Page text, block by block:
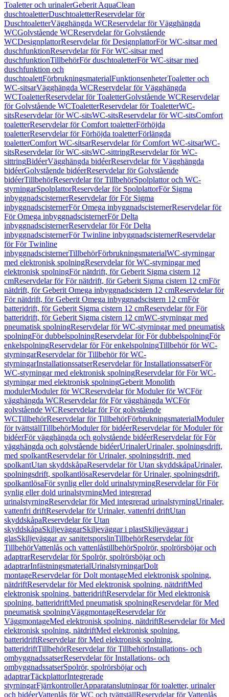
Toaletter och urinalerGeberit AquaClean
duschtoaletterDuschtoaletterReservdelar för
DuschtoaletterVägghängda WCReservdelar för Vägghängda
WCGolvstående WCReservdelar för Golvstående
WCDesignplattorReservdelar för DesignplattorFör WC-sitsar med
duschfunktionReservdelar för För WC-sitsar med
duschfunktionTillbehörFör duschtoaletterFör WC-sitsar med
duschfunktion och
duschtoalettFörbrukningsmaterialFunktionsenheterToaletter och
WC-sitsarVägghängda WCReservdelar för Vägghängda
WCToaletterReservdelar för ToaletterGolvstående WCReservdelar
för Golvstående WCToaletterReservdelar för ToaletterWC-
sitsReservdelar för WC-sitsWC-sitsReservdelar för WC-sitsComfort
toaletterReservdelar för Comfort toaletterFörhöjda
toaletterReservdelar för Förhöjda toaletterFörlängda
toaletterComfort WC-sitsarReservdelar för Comfort WC-sitsarWC-
sitsReservdelar för WC-sitsWC-sittringReservdelar för WC-
sittringBidéerVägghängda bidéerReservdelar för Vägghängda
bidéerGolvstående bidéerReservdelar för Golvstående
bidéerTillbehörReservdelar för TillbehörSpolplattor och WC-
styrningarSpolplattorReservdelar för SpolplattorFör Sigma
inbyggnadscisternerReservdelar för För Sigma
inbyggnadscisternerFör Omega inbyggnadscisternerReservdelar för
För Omega inbyggnadscisternerFör Delta
inbyggnadscisternerReservdelar för För Delta
inbyggnadscisternerFör Twinline inbyggnadscisternerReservdelar
för För Twinline
inbyggnadscisternerTillbehörFörbrukningsmaterialWC-styrningar
med elektronisk spolningReservdelar för WC-styrningar med
elektronisk spolningFör nätdrift, för Geberit Sigma cistern 12
cmReservdelar för För nätdrift, för Geberit Sigma cistern 12 cmFör
nätdrift, för Geberit Omega inbyggnadscistern 12 cmReservdelar för
För nätdrift, för Geberit Omega inbyggnadscistern 12 cmFör
batteridrift, för Geberit Sigma cistern 12 cmReservdelar för För
batteridrift, för Geberit Sigma cistern 12 cmWC-styrningar med
pneumatisk spolningReservdelar för WC-styrningar med pneumatisk
spolningFör dubbelspolningReservdelar för För dubbelspolningFör
enkelspolningReservdelar för För enkelspolningTillbehör för WC-
styrningarReservdelar för Tillbehör för WC-
styrningarInstallationssatserReservdelar för InstallationssatserFör
WC-styrningar med elektronisk spolningReservdelar för För WC-
styrningar med elektronisk spolningGeberit Monolith
modulerModuler för WCReservdelar för Moduler för WCFör
vägghängda WCReservdelar för För vägghängda WCFör
golvstående WCReservdelar för För golvstående
WCTillbehörReservdelar för TillbehörFörbrukningsmaterialModuler
för tvättställTillbehörModuler för bidéerReservdelar för Moduler för
bidéerFör vägghängda och golvstående bidéerReservdelar för För
vägghängda och golvstående bidéerUrinalerUrinaler, spolningsdrift,
med spolkantReservdelar för Urinaler, spolningsdrift, med
spolkantUtan skyddskåpaReservdelar för Utan skyddskåpaUrinaler,
spolningsdrift, spolkantlösaReservdelar för Urinaler, spolningsdrift,
spolkantlösaFör synlig eller dold urinalstyrningReservdelar för För
synlig eller dold urinalstyrningMed integrerad
urinalstyrningReservdelar för Med integrerad urinalstyrningUrinaler,
vattenfri driftReservdelar för Urinaler, vattenfri driftUtan
skyddskåpaReservdelar för Utan
skyddskåpaSkiljeväggarSkiljeväggar i plastSkiljeväggar i
glasSkiljeväggar av sanitetsporslinTillbehörReservdelar för
TillbehörVattenlås och vattenlåstillbehörSpolrör, spolrörsböjar och
adaptrarReservdelar för Spolrör, spolrörsböjar och
adaptrarInfästningsmaterialUrinalstyrningarDolt
montageReservdelar för Dolt montageMed elektronisk spolning,
nätdriftReservdelar för Med elektronisk spolning, nätdriftMed
elektronisk spolning, batteridriftReservdelar för Med elektronisk
spolning, batteridriftMed pneumatisk spolningReservdelar för Med
pneumatisk spolningVäggmontageReservdelar för
VäggmontageMed elektronisk spolning, nätdriftReservdelar för Med
elektronisk spolning, nätdriftMed elektronisk spolning,
batteridriftReservdelar för Med elektronisk spolning,
batteridriftTillbehörReservdelar för TillbehörInstallations- och
ombyggnadssatserReservdelar för Installations- och
ombyggnadssatserSpolrör, spolrörsböjar och
adaptrarTäckplattorIntegrerade
styrningarFjärrkontrollerApparatanslutningar för toaletter, urinaler
och bidéerVattenlås för WC och tvättställReservdelar för Vattenlås